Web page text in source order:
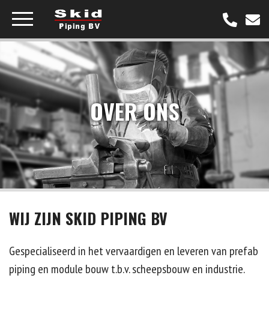
Buigtechnieken
Capaciteitentabel
Industrie
Maritiem
Nieuws
Over ons
OVER ONS
WIJ ZIJN SKID PIPING BV
Gespecialiseerd in het vervaardigen en leveren van prefab
piping en module bouw t.b.v. scheepsbouw en industrie.